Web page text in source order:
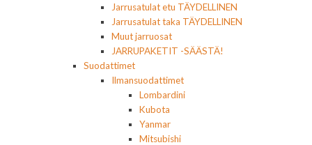
Jarrusatulat etu TÄYDELLINEN
Jarrusatulat taka TÄYDELLINEN
Muut jarruosat
JARRUPAKETIT -SÄÄSTÄ!
Suodattimet
Ilmansuodattimet
Lombardini
Kubota
Yanmar
Mitsubishi